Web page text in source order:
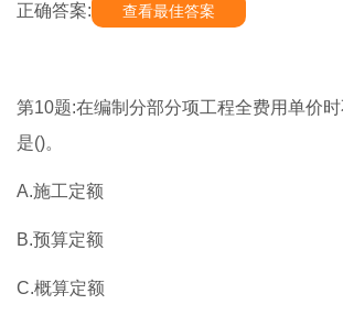
正确答案: 查看最佳答案
第10题:在编制分部分项工程全费用单价
是()。
A.施工定额
B.预算定额
C.概算定额